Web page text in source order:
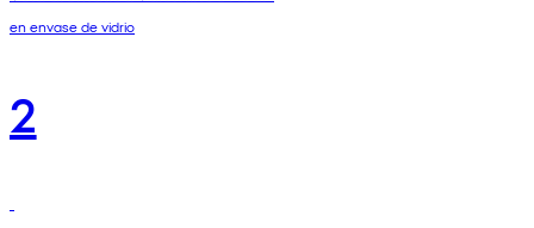
en envase de vidrio
2